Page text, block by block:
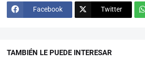
Facebook Twitter
TAMBIÉN LE PUEDE INTERESAR